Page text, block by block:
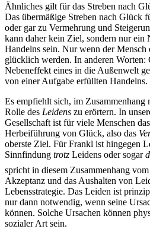
Ähnliches gilt für das Streben nach
Das übermäßige Streben nach Glück
oder gar zu Vermehrung und
kann daher kein Ziel, sondern nur ein
Handelns sein. Nur wenn der Mensch
glücklich werden. In anderen Worten:
Nebeneffekt eines in die Außenwelt
von einer Aufgabe erfüllten Handelns.
Es empfiehlt sich, im
Rolle des Leidens zu erörtern. In
Gesellschaft ist für viele Menschen
Herbeiführung von Glück, also das
oberste Ziel. Für Frankl ist hingegen
Sinnfindung trotz Leidens oder sogar
spricht in diesem Zusammenhang
Akzeptanz und das Aushalten von
Lebensstrategie. Das Leiden ist
nur dann notwendig, wenn seine
können. Solche Ursachen können
sozialer Art sein.